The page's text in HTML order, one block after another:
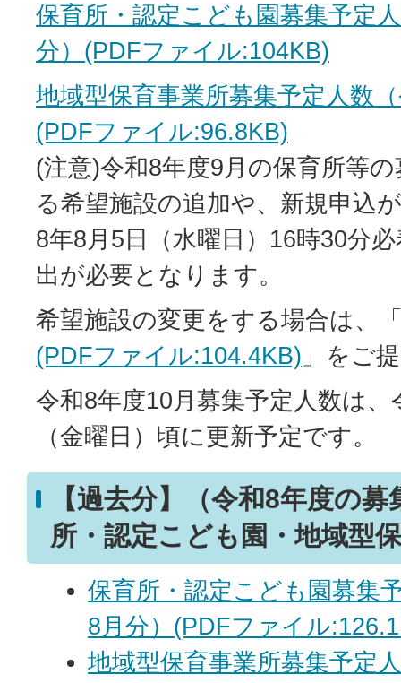
保育所・認定こども園募集予定
分）(PDFファイル:104KB)
地域型保育事業所募集予定人数
(PDFファイル:96.8KB)
(注意)令和8年度9月の保育所等
る希望施設の追加や、新規申込
8年8月5日（水曜日）16時30分
出が必要となります。
希望施設の変更をする場合は、
(PDFファイル:104.4KB) 」をご
令和8年度10月募集予定人数は、
（金曜日）頃に更新予定です。
【過去分】（令和8年度の
所・認定こども園・地域型
保育所・認定こども園募集
8月分）(PDFファイル
地域型保育事業所募集予定